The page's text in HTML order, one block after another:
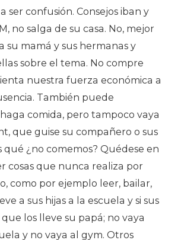
ser confusión. Consejos iban y
no salga de su casa. No, mejor
su mamá y sus hermanas y
sobre el tema. No compre
nuestra fuerza económica a
También puede
comida, pero tampoco vaya
que guise su compañero o sus
qué ¿no comemos? Quédese en
cosas que nunca realiza por
como por ejemplo leer, bailar,
a sus hijas a la escuela y si sus
que los lleve su papá; no vaya
y no vaya al gym. Otros